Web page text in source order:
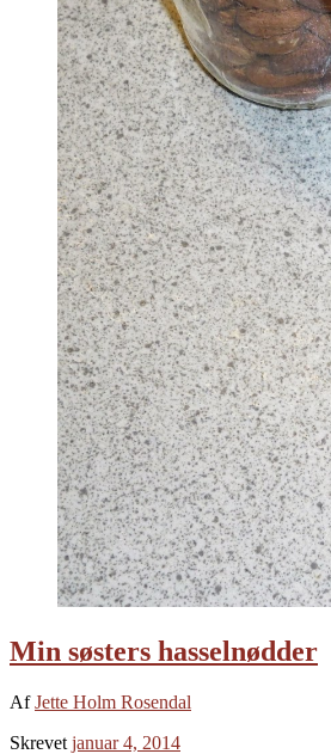
Min søsters hasselnødder
AfJette Holm Rosendal
Skrevet januar 4, 2014